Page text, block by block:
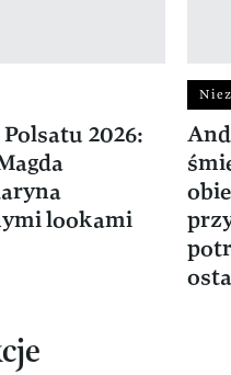
2026:
lookami